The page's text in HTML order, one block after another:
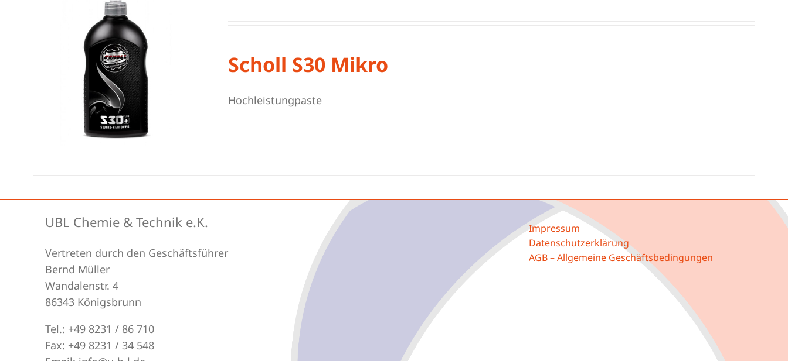
Scholl S30 Mikro
Hochleistungpaste
UBL Chemie & Technik e.K.
Vertreten durch den Geschäftsführer
Bernd Müller
Wandalenstr. 4
86343 Königsbrunn
Tel.: +49 8231 / 86 710
Fax: +49 8231 / 34 548
Impressum
Datenschutzerklärung
AGB – Allgemeine Geschäftsbedingungen